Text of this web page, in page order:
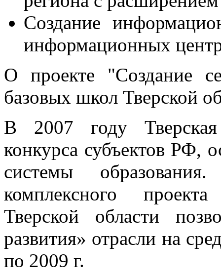
Создание
информационных
О проекте "Создание
базовых школ Тверской
В 2007 году Тверская
конкурса субъектов РФ,
системы
комплексного
Тверской области
развития» отрасли на
по 2009 г.